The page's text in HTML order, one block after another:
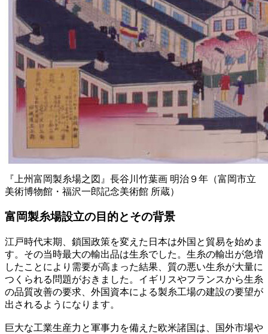
『上州富岡製糸場之図』長谷川竹葉画 明治９年（富岡市立
美術博物館・福沢一郎記念美術館 所蔵）
富岡製糸場設立の目的とその背景
江戸時代末期、鎖国政策を変えた日本は外国と貿易を始めま
す。その当時最大の輸出品は生糸でした。生糸の輸出が急増
したことにより需要が高まった結果、質の悪い生糸が大量に
つくられる問題がおきました。イギリスやフランスから生糸
の品質改善の要求、外国資本による製糸工場の建設の要望が
出されるようになります。
巨大な工業生産力と軍事力を備えた欧米諸国は、国外市場や